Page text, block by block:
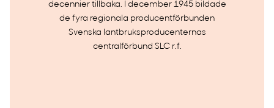
decennier tillbaka. I december 1945 bildade
de fyra regionala producentförbunden
Svenska lantbruksproducenternas
centralförbund SLC r.f.